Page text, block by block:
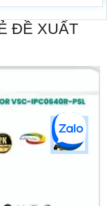
ĐỀ XUẤT